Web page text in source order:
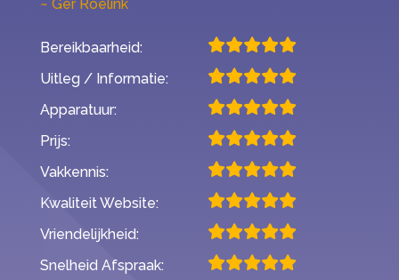
Ger Roelink
Bereikbaarheid:
Uitleg / Informatie:
Apparatuur:
Prijs:
Vakkennis:
Kwaliteit Website:
Vriendelijkheid:
Snelheid Afspraak: